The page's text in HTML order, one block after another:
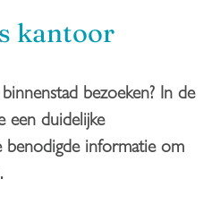
kantoor
bezoeken? In de
een duidelijke
benodigde informatie om